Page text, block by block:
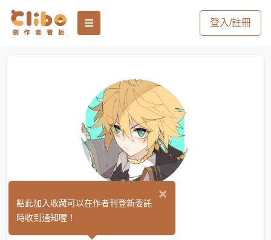
登入/註冊
司 (0)
×
點此加入收藏可以在作者刊登新委託
時收到通知喔！